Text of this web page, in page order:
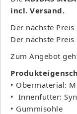
incl. Versand.
Der nächste
Der nächste
Zum Angebot
• Obermaterial:
• Innenfutter:
• Gummisohle